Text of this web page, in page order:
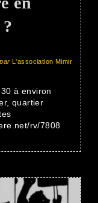
parL'association Mimir
à environ
quartier
rv/7808